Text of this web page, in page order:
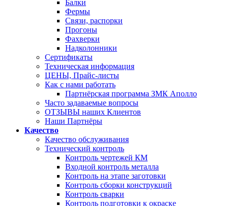
Балки
Фермы
Связи, распорки
Прогоны
Фахверки
Надколонники
Сертификаты
Техническая информация
ЦЕНЫ, Прайс-листы
Как с нами работать
Партнёрская программа ЗМК Аполло
Часто задаваемые вопросы
ОТЗЫВЫ наших Клиентов
Наши Партнёры
Качество
Качество обслуживания
Технический контроль
Контроль чертежей КМ
Входной контроль металла
Контроль на этапе заготовки
Контроль сборки конструкций
Контроль сварки
Контроль подготовки к окраске